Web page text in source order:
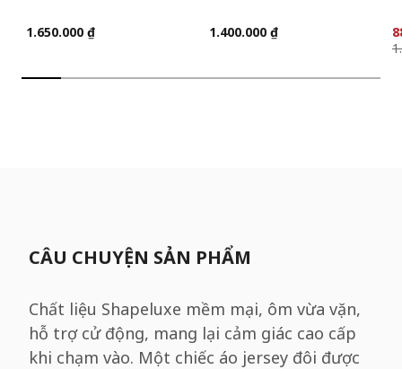
1.650.000 ₫ 1.400.000 ₫
CÂU CHUYỆN SẢN PHẨM
Chất liệu Shapeluxe mềm mại, ôm vừa vặn,
hỗ trợ cử động, mang lại cảm giác cao cấp
khi chạm vào. Một chiếc áo jersey đôi được